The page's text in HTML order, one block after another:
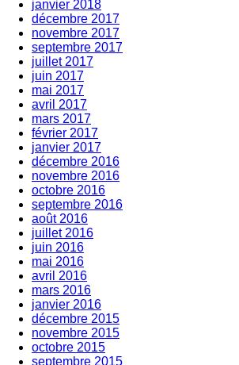
janvier 2018
décembre 2017
novembre 2017
septembre 2017
juillet 2017
juin 2017
mai 2017
avril 2017
mars 2017
février 2017
janvier 2017
décembre 2016
novembre 2016
octobre 2016
septembre 2016
août 2016
juillet 2016
juin 2016
mai 2016
avril 2016
mars 2016
janvier 2016
décembre 2015
novembre 2015
octobre 2015
septembre 2015